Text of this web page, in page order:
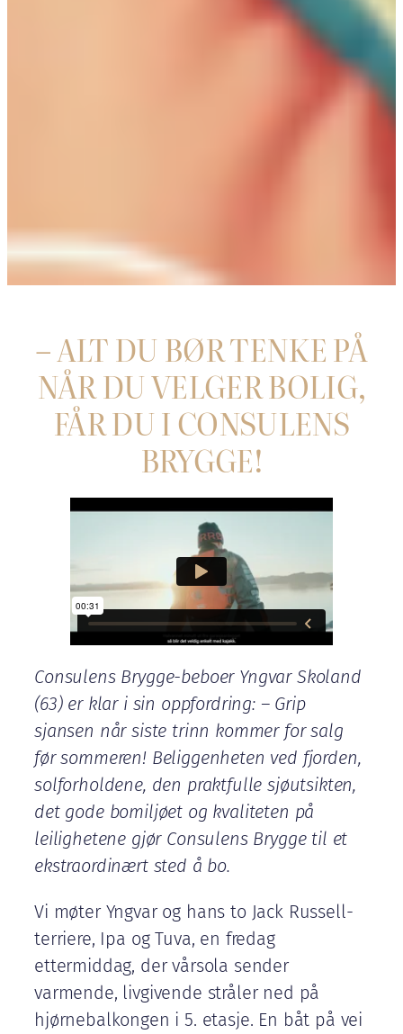
– ALT DU BØR TENKE PÅ
NÅR DU VELGER BOLIG,
FÅR DU I CONSULENS
BRYGGE!
Consulens Brygge-beboer Yngvar Skoland
(63) er klar i sin oppfordring: – Grip
sjansen når siste trinn kommer for salg
før sommeren! Beliggenheten ved fjorden,
solforholdene, den praktfulle sjøutsikten,
det gode bomiljøet og kvaliteten på
leilighetene gjør Consulens Brygge til et
ekstraordinært sted å bo.
Vi møter Yngvar og hans to Jack Russell-
terriere, Ipa og Tuva, en fredag
ettermiddag, der vårsola sender
varmende, livgivende stråler ned på
hjørnebalkongen i 5. etasje. En båt på vei